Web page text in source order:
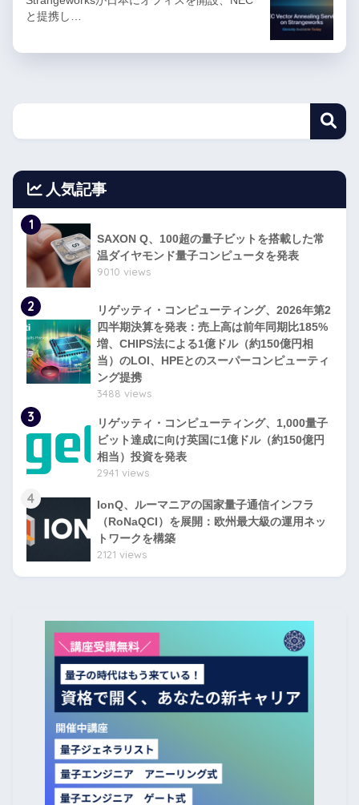
と提携し…
人気記事
1
SAXON Q、100超の量子ビットを搭載した常
温ダイヤモンド量子コンピュータを発表
9010 views
2
リゲッティ・コンピューティング、2026年第2
四半期決算を発表：売上高は前年同期比185%
増、CHIPS法による1億ドル（約150億円相
当）のLOI、HPEとのスーパーコンピューティ
ング提携
3488 views
3
リゲッティ・コンピューティング、1,000量子
ビット達成に向け英国に1億ドル（約150億円
相当）投資を発表
2941 views
4
IonQ、ルーマニアの国家量子通信インフラ
（RoNaQCI）を展開：欧州最大級の運用ネッ
トワークを構築
2121 views